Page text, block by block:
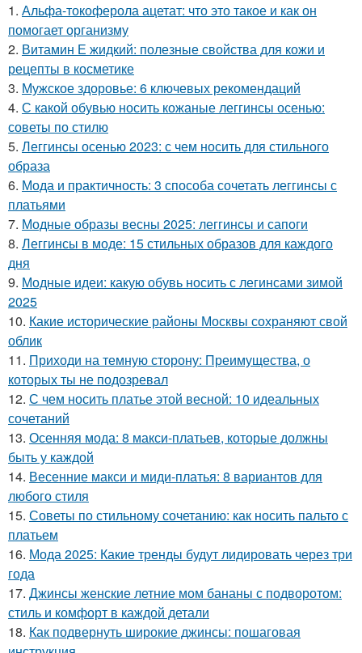
1. Альфа-токоферола ацетат: что это такое и как он
помогает организму
2. Витамин Е жидкий: полезные свойства для кожи и
рецепты в косметике
3. Мужское здоровье: 6 ключевых рекомендаций
4. С какой обувью носить кожаные леггинсы осенью:
советы по стилю
5. Леггинсы осенью 2023: с чем носить для стильного
образа
6. Мода и практичность: 3 способа сочетать леггинсы с
платьями
7. Модные образы весны 2025: леггинсы и сапоги
8. Леггинсы в моде: 15 стильных образов для каждого
дня
9. Модные идеи: какую обувь носить с легинсами зимой
2025
10. Какие исторические районы Москвы сохраняют свой
облик
11. Приходи на темную сторону: Преимущества, о
которых ты не подозревал
12. С чем носить платье этой весной: 10 идеальных
сочетаний
13. Осенняя мода: 8 макси-платьев, которые должны
быть у каждой
14. Весенние макси и миди-платья: 8 вариантов для
любого стиля
15. Советы по стильному сочетанию: как носить пальто с
платьем
16. Мода 2025: Какие тренды будут лидировать через три
года
17. Джинсы женские летние мом бананы с подворотом:
стиль и комфорт в каждой детали
18. Как подвернуть широкие джинсы: пошаговая